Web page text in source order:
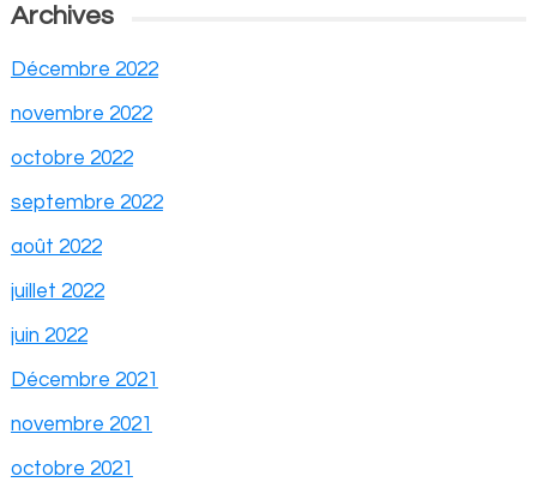
Archives
Décembre 2022
novembre 2022
octobre 2022
septembre 2022
août 2022
juillet 2022
juin 2022
Décembre 2021
novembre 2021
octobre 2021